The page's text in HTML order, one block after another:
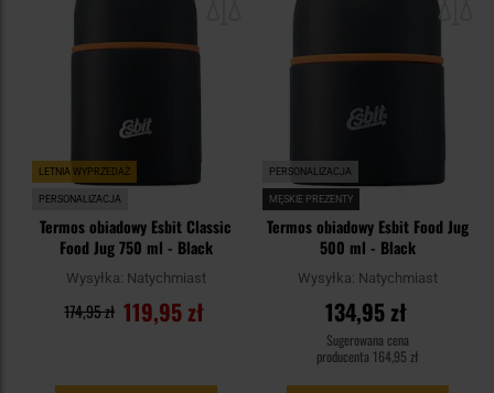
schowka
LETNIA WYPRZEDAŻ
PERSONALIZACJA
Termos obiadowy Esbit Classic
Food Jug 750 ml - Black
Wysyłka: Natychmiast
119,95 zł
174,95 zł
PERSONALIZACJA
MĘSKIE PREZENTY
Termos obiadowy Esbit Food Jug
500 ml - Black
Wysyłka: Natychmiast
134,95 zł
Sugerowana cena
producenta 164,95 zł